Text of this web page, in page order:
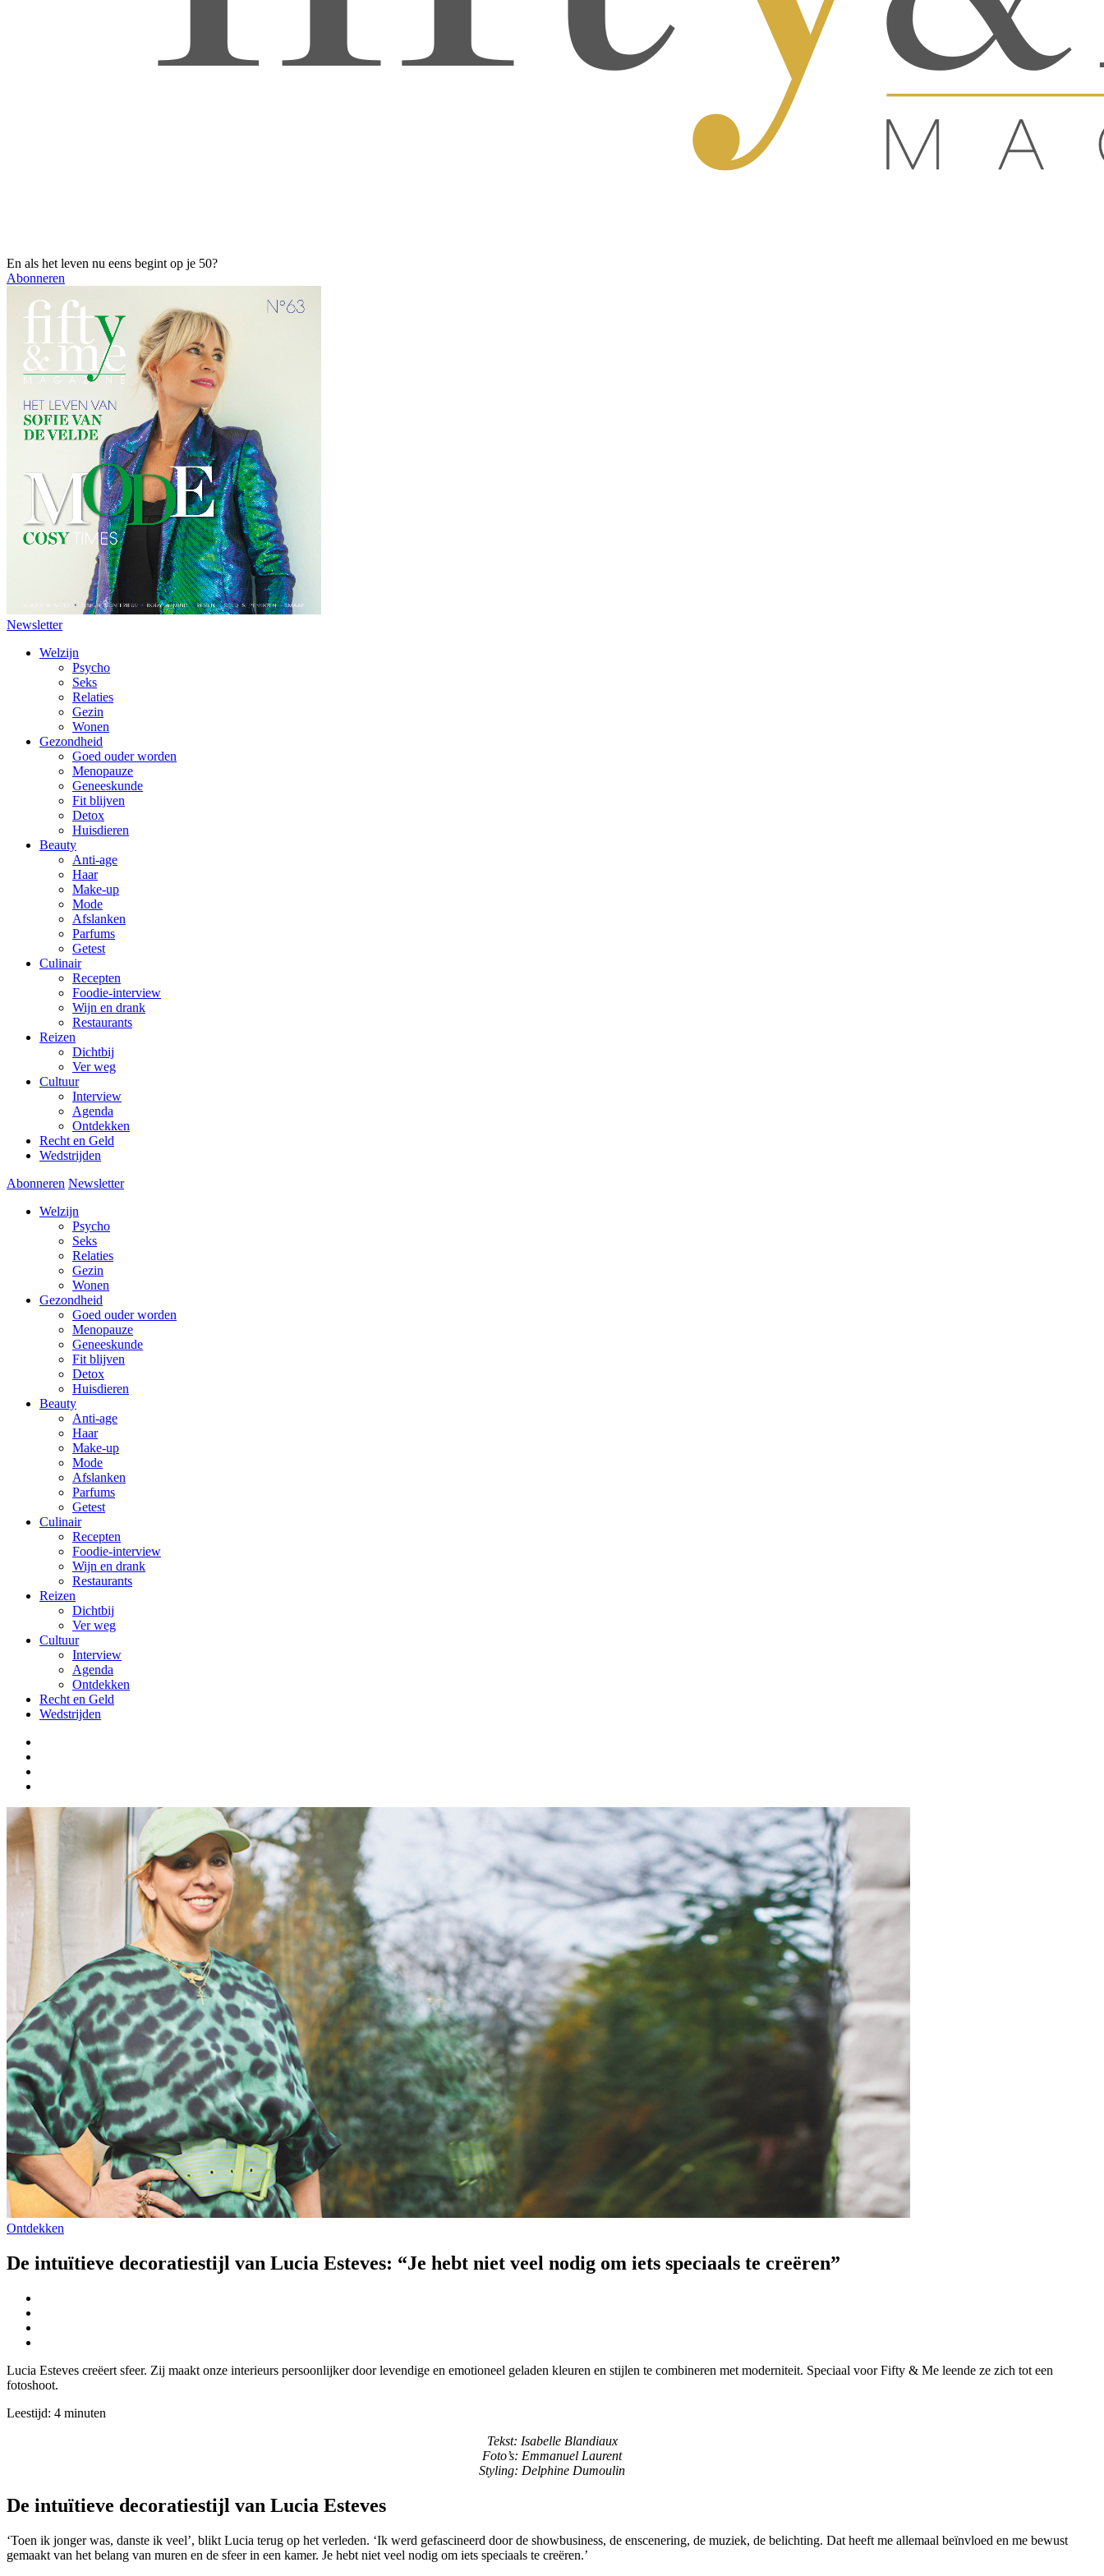
En als het leven nu eens begint op je 50?
Abonneren
Newsletter
Welzijn
Psycho
Seks
Relaties
Gezin
Wonen
Gezondheid
Goed ouder worden
Menopauze
Geneeskunde
Fit blijven
Detox
Huisdieren
Beauty
Anti-age
Haar
Make-up
Mode
Afslanken
Parfums
Getest
Culinair
Recepten
Foodie-interview
Wijn en drank
Restaurants
Reizen
Dichtbij
Ver weg
Cultuur
Interview
Agenda
Ontdekken
Recht en Geld
Wedstrijden
Abonneren Newsletter
Welzijn
Psycho
Seks
Relaties
Gezin
Wonen
Gezondheid
Goed ouder worden
Menopauze
Geneeskunde
Fit blijven
Detox
Huisdieren
Beauty
Anti-age
Haar
Make-up
Mode
Afslanken
Parfums
Getest
Culinair
Recepten
Foodie-interview
Wijn en drank
Restaurants
Reizen
Dichtbij
Ver weg
Cultuur
Interview
Agenda
Ontdekken
Recht en Geld
Wedstrijden
Ontdekken
De intuïtieve decoratiestijl van Lucia Esteves: “Je hebt niet veel nodig om iets speciaals te creëren”
Lucia Esteves creëert sfeer. Zij maakt onze interieurs persoonlijker door levendige en emotioneel geladen kleuren en stijlen te combineren met moderniteit. Speciaal voor Fifty & Me leende ze zich tot een
fotoshoot.
Leestijd: 4 minuten
Tekst: Isabelle Blandiaux
Foto’s: Emmanuel Laurent
Styling: Delphine Dumoulin
De intuïtieve decoratiestijl van Lucia Esteves
‘Toen ik jonger was, danste ik veel’, blikt Lucia terug op het verleden. ‘Ik werd gefascineerd door de showbusiness, de enscenering, de muziek, de belichting. Dat heeft me allemaal beïnvloed en me bewust
gemaakt van het belang van muren en de sfeer in een kamer. Je hebt niet veel nodig om iets speciaals te creëren.’